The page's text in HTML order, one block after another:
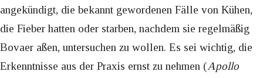
angekündigt, die bekannt gewordenen Fälle von Kühen,
die Fieber hatten oder starben, nachdem sie regelmäßig
Bovaer aßen, untersuchen zu wollen. Es sei wichtig, die
Erkenntnisse aus der Praxis ernst zu nehmen (Apollo